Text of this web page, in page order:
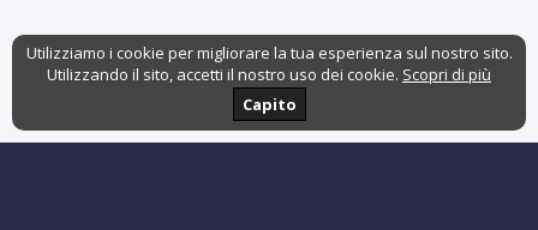
Utilizziamo i cookie per migliorare la tua esperienza sul nostro sito.
Utilizzando il sito, accetti il nostro uso dei cookie. Scopri di più
Capito